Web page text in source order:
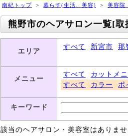
南紀トップ > 暮らす(生活、美容) > 美容院
熊野市のヘアサロン一覧[
エリア
すべて 新宮市 那
メニュー
すべて
カットメ
すべて
カラー ポ
キーワード
該当のヘアサロン・美容室はありま